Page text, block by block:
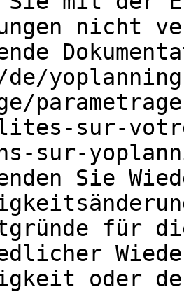
nicht
sur-
sur-
für
oder